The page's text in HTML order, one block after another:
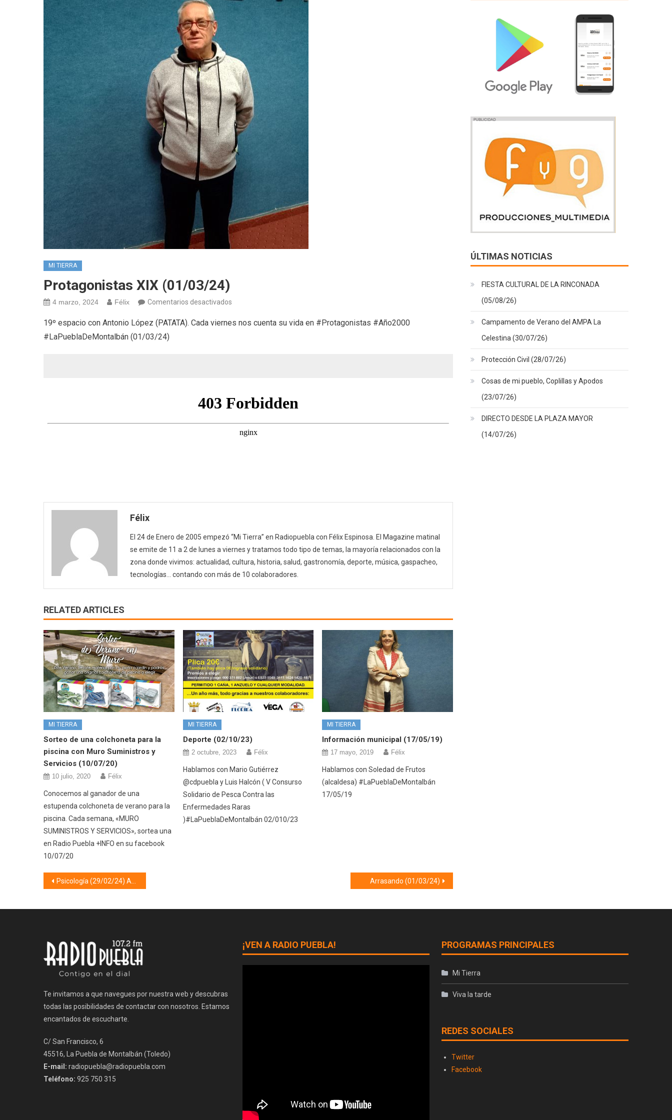
MI TIERRA
Protagonistas XIX (01/03/24)
4 marzo, 2024 Félix Comentarios desactivados
XIX
19º espacio con Antonio López (PATATA). Cada viernes nos cuenta su vida en #Protagonistas #Año2000
#LaPueblaDeMontalbán (01/03/24)
Félix
El 24 de Enero de 2005 empezó “Mi Tierra” en Radiopuebla con Félix Espinosa. El Magazine matinal
se emite de 11 a 2 de lunes a viernes y tratamos todo tipo de temas, la mayoría relacionados con la
zona donde vivimos: actualidad, cultura, historia, salud, gastronomía, deporte, música, gaspacheo,
tecnologías… contando con más de 10 colaboradores.
RELATED ARTICLES
MI TIERRA
Sorteo de una colchoneta para la
piscina con Muro Suministros y
Servicios (10/07/20)
10 julio, 2020 Félix
Conocemos al ganador de una
estupenda colchoneta de verano para la
piscina. Cada semana, «MURO
SUMINISTROS Y SERVICIOS», sortea una
en Radio Puebla +INFO en su facebook
10/07/20
MI TIERRA
Deporte (02/10/23)
2 octubre, 2023 Félix
Hablamos con Mario Gutiérrez
@cdpuebla y Luis Halcón ( V Consurso
Solidario de Pesca Contra las
Enfermedades Raras
)#LaPueblaDeMontalbán 02/010/23
MI TIERRA
Información municipal (17/05/19)
17 mayo, 2019 Félix
Hablamos con Soledad de Frutos
(alcaldesa) #LaPueblaDeMontalbán
17/05/19
Navegación
Psicología (29/02/24) ALEXITIMIA Arrasando (01/03/24)
ÚLTIMAS NOTICIAS
FIESTA CULTURAL DE LA RINCONADA
(05/08/26)
Campamento de Verano del AMPA La
Celestina (30/07/26)
Protección Civil (28/07/26)
Cosas de mi pueblo, Coplillas y Apodos
(23/07/26)
DIRECTO DESDE LA PLAZA MAYOR
(14/07/26)
Te invitamos a que navegues por nuestra web y descubras
todas las posibilidades de contactar con nosotros. Estamos
encantados de escucharte.
C/ San Francisco, 6
45516, La Puebla de Montalbán (Toledo)
E-mail: radiopuebla@radiopuebla.com
Teléfono: 925 750 315
¡VEN A RADIO PUEBLA! PROGRAMAS PRINCIPALES
Mi Tierra
Viva la tarde
REDES SOCIALES
Twitter
Facebook